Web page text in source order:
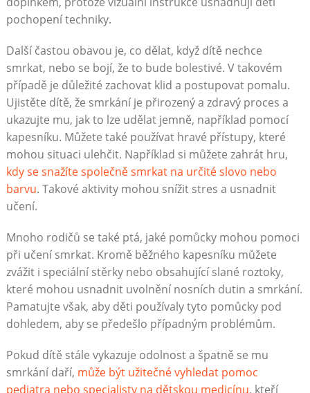
pochopení techniky.
Další častou obavou je, co dělat, když dítě nechce
smrkat, nebo se bojí, že to bude bolestivé. V takovém
případě je důležité zachovat klid a postupovat pomalu.
Ujistěte dítě, že smrkání je přirozený a zdravý proces a
ukazujte mu, jak to lze udělat jemně, například pomocí
kapesníku. Můžete také používat hravé přístupy, které
mohou situaci ulehčit. Například si můžete zahrát hru,
kdy se snažíte společně smrkat na určité slovo nebo
barvu. Takové aktivity mohou snížit stres a usnadnit
učení.
Mnoho rodičů se také ptá, jaké pomůcky mohou pomoci
při učení smrkat. Kromě běžného kapesníku můžete
zvážit i speciální stěrky nebo obsahující slané roztoky,
které mohou usnadnit uvolnění nosních dutin a smrkání.
Pamatujte však, aby děti používaly tyto pomůcky pod
dohledem, aby se předešlo případným problémům.
Pokud dítě stále vykazuje odolnost a špatně se mu
smrkání daří, může být užitečné vyhledat pomoc
pediatra nebo specialisty na dětskou medicínu, kteří